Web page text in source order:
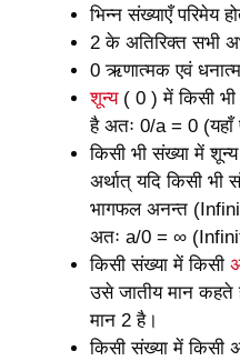
भिन्न संख्याएँ परिमेय
2 के अतिरिक्त सभी
0 ऋणात्मक एवं
शून्य( 0 ) में किसी भी
है अतः 0/a = 0 (यहाँ
किसी भी संख्या में
अर्थात् यदि किसी भी
भागफल अनन्त
अतः a/0 = ∞
किसी संख्या में किसी
उसे जातीय मान
मान 2 है।
किसी संख्या में किसी